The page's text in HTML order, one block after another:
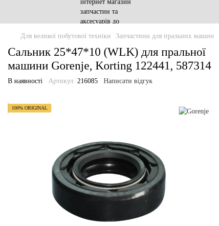
Для великої побутової техніки Запчастини для пральних машин
Сальник 25*47*10 (WLK) для пральної
машини Gorenje, Korting 122441, 587314
В наявності Артикул: 216085 Написати відгук
100% ORIGINAL